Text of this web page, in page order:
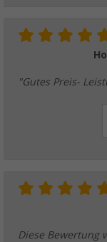
"Gutes Preis-
Diese Bewertung